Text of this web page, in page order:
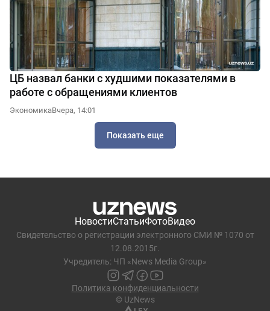
ЦБ назвал банки с худшими показателями в
работе с обращениями клиентов
ЭкономикаВчера, 14:01
Показать еще
НовостиСтатьиФотоВидео
Свидетельство о регистрации электронного СМИ № 1070 от
12.08.2015г.
Учредитель: ЧП «News Media Group»
Политика конфиденциальности
© UzNews